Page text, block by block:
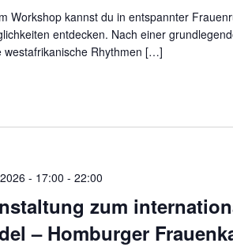
Workshop kannst du in entspannter
entdecken. Nach einer
westafrikanische Rhythmen […]
zum
– Homburger
- 17:00 - 22:00